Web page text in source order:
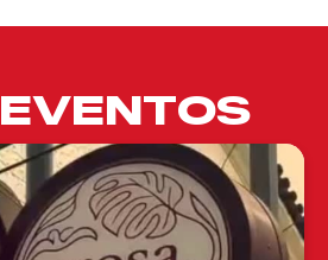
EVENTOS